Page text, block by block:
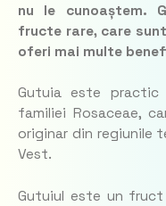
nu le cunoaștem.
fructe rare, care
oferi mai multe
Gutuia este
familiei Rosaceae,
originar din regiunile
Vest.
Gutuiul este un